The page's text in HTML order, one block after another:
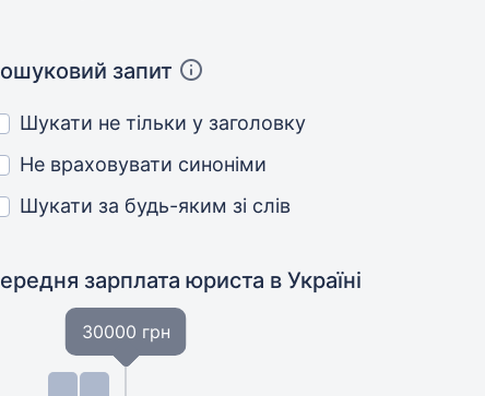
запит
Шукати не тільки у заголовку
Не враховувати синоніми
Шукати за будь-яким зі слів
зарплата юриста в Україні
30000 грн